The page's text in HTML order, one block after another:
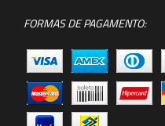
FORMAS DE PAGAMENTO: